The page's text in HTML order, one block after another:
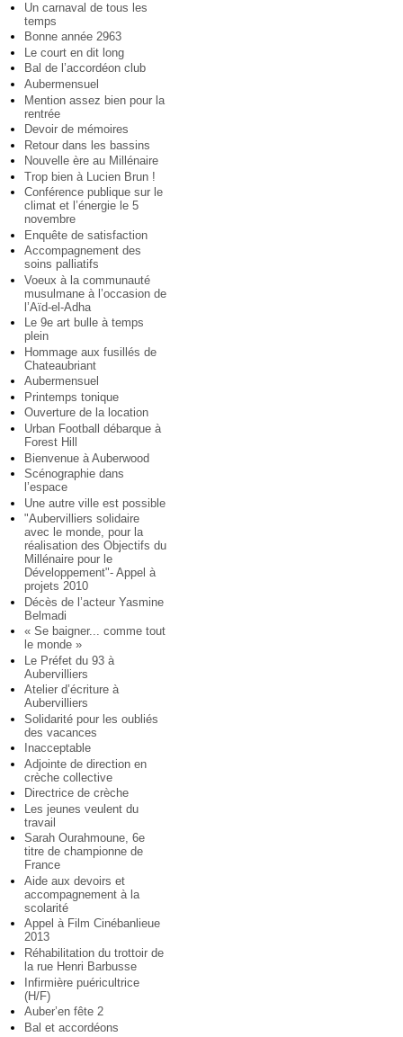
Un carnaval de tous les
temps
Bonne année 2963
Le court en dit long
Bal de l’accordéon club
Aubermensuel
Mention assez bien pour la
rentrée
Devoir de mémoires
Retour dans les bassins
Nouvelle ère au Millénaire
Trop bien à Lucien Brun !
Conférence publique sur le
climat et l’énergie le 5
novembre
Enquête de satisfaction
Accompagnement des
soins palliatifs
Voeux à la communauté
musulmane à l’occasion de
l’Aïd-el-Adha
Le 9e art bulle à temps
plein
Hommage aux fusillés de
Chateaubriant
Aubermensuel
Printemps tonique
Ouverture de la location
Urban Football débarque à
Forest Hill
Bienvenue à Auberwood
Scénographie dans
l’espace
Une autre ville est possible
"Aubervilliers solidaire
avec le monde, pour la
réalisation des Objectifs du
Millénaire pour le
Développement"- Appel à
projets 2010
Décès de l’acteur Yasmine
Belmadi
« Se baigner... comme tout
le monde »
Le Préfet du 93 à
Aubervilliers
Atelier d’écriture à
Aubervilliers
Solidarité pour les oubliés
des vacances
Inacceptable
Adjointe de direction en
crèche collective
Directrice de crèche
Les jeunes veulent du
travail
Sarah Ourahmoune, 6e
titre de championne de
France
Aide aux devoirs et
accompagnement à la
scolarité
Appel à Film Cinébanlieue
2013
Réhabilitation du trottoir de
la rue Henri Barbusse
Infirmière puéricultrice
(H/F)
Auber’en fête 2
Bal et accordéons